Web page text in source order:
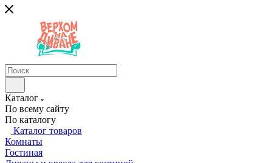
Каталог
По всему сайту
По каталогу
Каталог товаров
Комнаты
Гостиная